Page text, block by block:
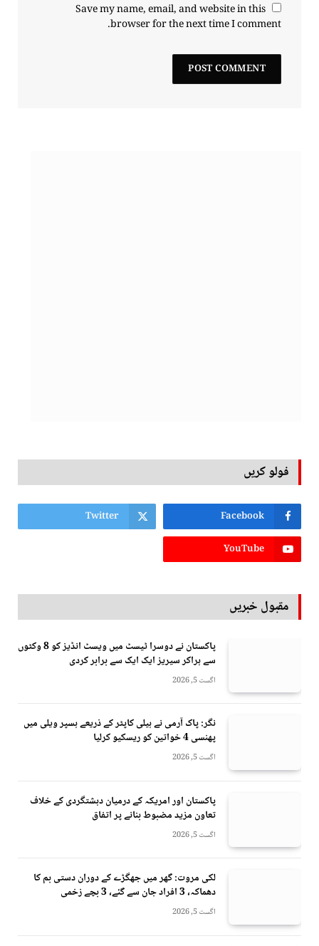
Save my name, email, and website in this
browser for the next time I comment.
فولو کریں
Facebook
Twitter
YouTube
مقبول خبریں
پاکستان نے دوسرا ٹیسٹ میں ویسٹ انڈیز کو 8 وکٹوں
سے ہراکر سیریز ایک ایک سے برابر کردی
اگست 5, 2026
نگر: پاک آرمی نے ہیلی کاپٹر کے ذریعے ہسپر ویلی میں
پھنسی 4 خواتین کو ریسکیو کرلیا
اگست 5, 2026
پاکستان اور امریکہ کے درمیان دہشتگردی کے خلاف
تعاون مزید مضبوط بنانے پر اتفاق
اگست 5, 2026
لکی مروت: گھر میں جھگڑے کے دوران دستی بم کا
دھماکہ، 3 افراد جان سے گئے، 3 بچے زخمی
اگست 5, 2026